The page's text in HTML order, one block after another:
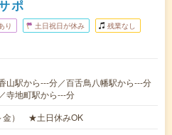
ポ
り 土日祝日が休み 残業なし
山駅から---分／百舌鳥八幡駅から---分
寺地町駅から---分
金） ★土日休みOK